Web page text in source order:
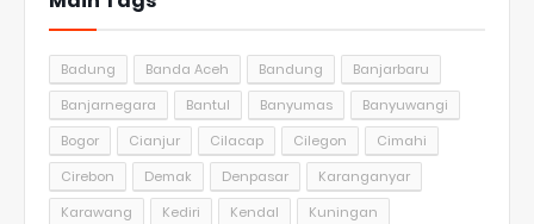
Badung Banda Aceh Bandung
Banjarbaru
Banjarnegara
Bantul Banyumas
Banyuwangi
Bogor
Cianjur Cilacap Cilegon
Cimahi
Cirebon
Demak Denpasar
Karanganyar
Karawang
Kediri Kendal
Kuningan